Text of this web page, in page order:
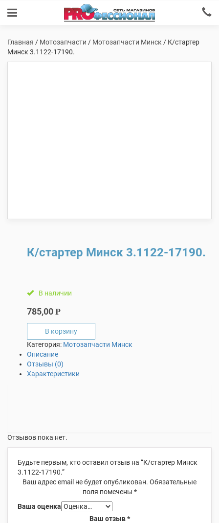
Главная / Мотозапчасти / Мотозапчасти Минск / К/стартер
Минск 3.1122-17190.
К/стартер Минск 3.1122-17190.
В наличии
785,00 Р
В корзину
Категория: Мотозапчасти Минск
Описание
Отзывы (0)
Характеристики
Отзывов пока нет.
Будьте первым, кто оставил отзыв на “К/стартер Минск
3.1122-17190.”
Ваш адрес email не будет опубликован. Обязательные
поля помечены *
Ваша оценка
Ваш отзыв*